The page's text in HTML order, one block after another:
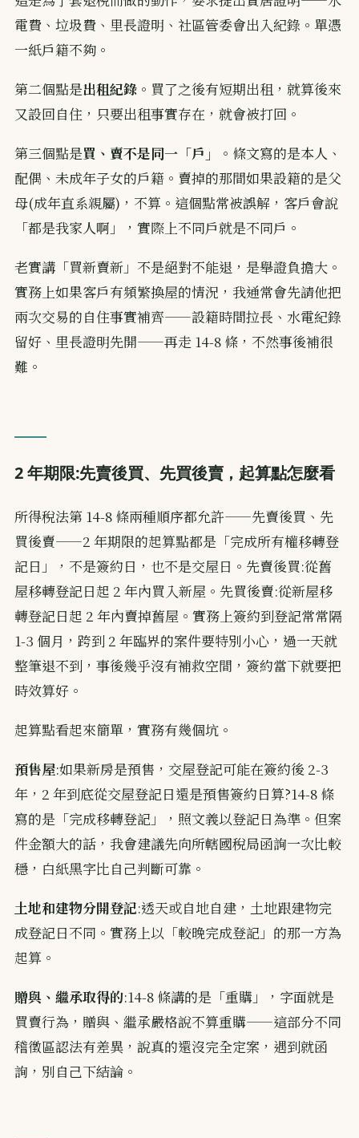
電費、垃圾費、里長證明、社區管委會出入紀錄。單憑
一紙戶籍不夠。
第二個點是出租紀錄 。買了之後有短期出租，就算後來
又設回自住，只要出租事實存在，就會被打回。
第三個點是買、賣不是同一「戶」
。條文寫的是本人、
配偶、未成年子女的戶籍。賣掉的那間如果設籍的是父
母(成年直系親屬)，不算。這個點常被誤解，客戶會說
「都是我家人啊」，實際上不同戶就是不同戶。
老實講「買新賣新」不是絕對不能退，是舉證負擔大。
實務上如果客戶有頻繁換屋的情況，我通常會先請他把
兩次交易的自住事實補齊——設籍時間拉長、水電紀錄
留好、里長證明先開——再走 14-8 條，不然事後補很
難。
2 年期限:先賣後買、先買後賣，起算點怎麼看
所得稅法第 14-8 條兩種順序都允許——先賣後買、先
買後賣——2 年期限的起算點都是「完成所有權移轉登
記日」，不是簽約日，也不是交屋日。先賣後買:從舊
屋移轉登記日起 2 年內買入新屋。先買後賣:從新屋移
轉登記日起 2 年內賣掉舊屋。實務上簽約到登記常常隔
1-3 個月，跨到 2 年臨界的案件要特別小心，過一天就
整筆退不到，事後幾乎沒有補救空間，簽約當下就要把
時效算好。
起算點看起來簡單，實務有幾個坑。
預售屋:如果新房是預售，交屋登記可能在簽約後 2-3
年，2 年到底從交屋登記日還是預售簽約日算?14-8 條
寫的是「完成移轉登記」，照文義以登記日為準。但案
件金額大的話，我會建議先向所轄國稅局函詢一次比較
穩，白紙黑字比自己判斷可靠。
土地和建物分開登記:透天或自地自建，土地跟建物完
成登記日不同。實務上以「較晚完成登記」的那一方為
起算。
贈與、繼承取得的:14-8 條講的是「重購」，字面就是
買賣行為，贈與、繼承嚴格說不算重購——這部分不同
稽徵區認法有差異，說真的還沒完全定案，遇到就函
詢，別自己下結論。